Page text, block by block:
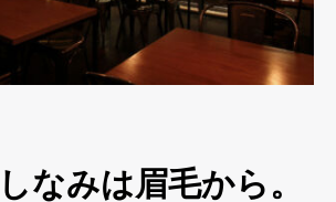
なみは眉毛から。